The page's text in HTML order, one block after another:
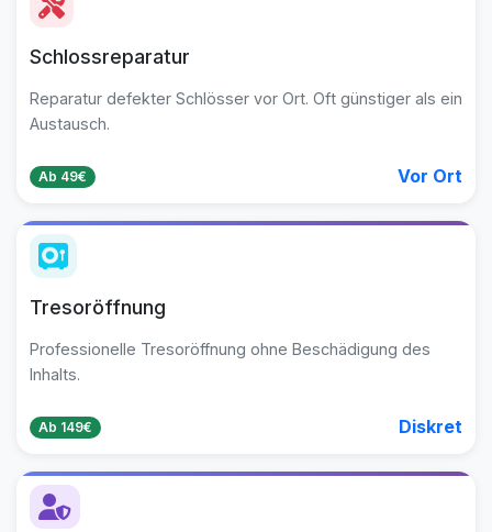
Schlossreparatur
Reparatur defekter Schlösser vor Ort. Oft günstiger als ein
Austausch.
Ab 49€ Vor Ort
Tresoröffnung
Professionelle Tresoröffnung ohne Beschädigung des
Inhalts.
Ab 149€ Diskret